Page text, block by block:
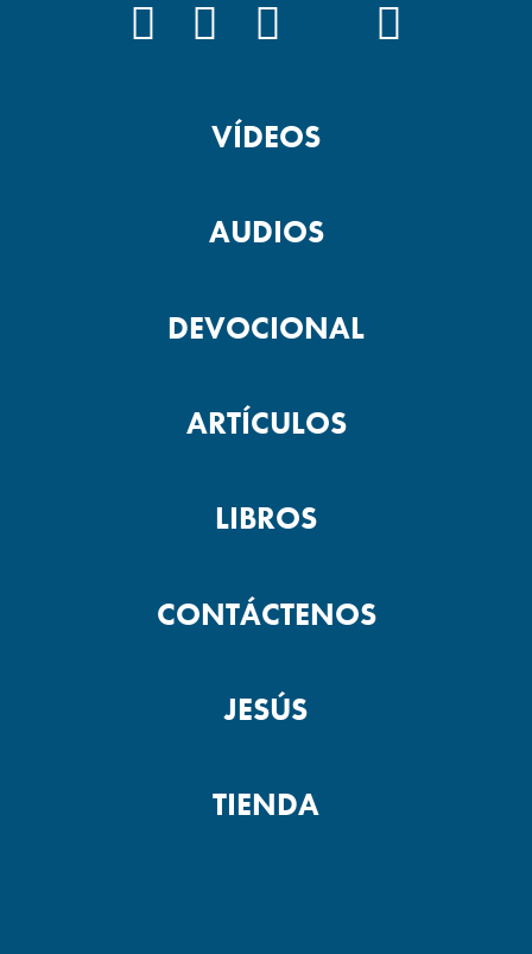
VÍDEOS
AUDIOS
DEVOCIONAL
ARTÍCULOS
LIBROS
CONTÁCTENOS
JESÚS
TIENDA